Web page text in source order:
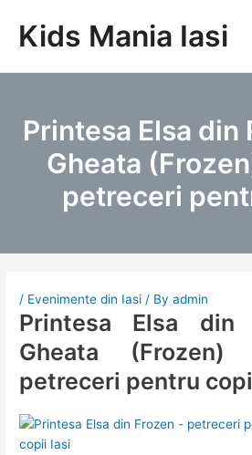
contentKids Mania Iasi
Printesa Elsa din
Gheata
petreceri
/ Evenimente din Iasi / Byadmin
Printesa Elsa din
Gheata
petreceri pentru